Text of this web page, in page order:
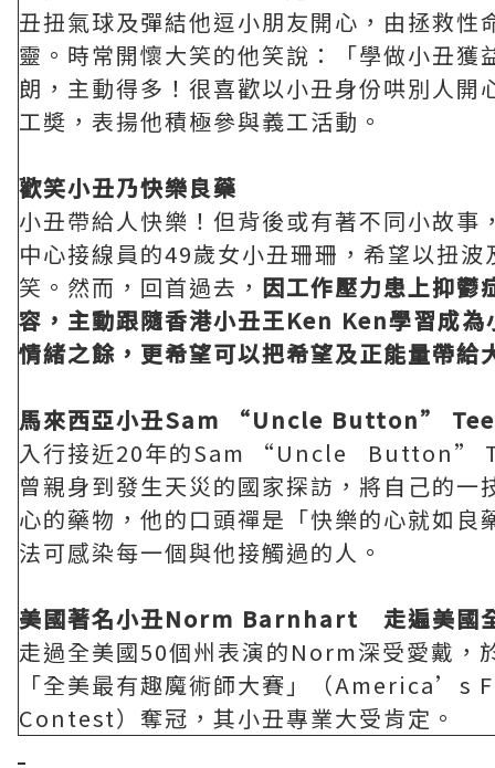
丑扭氣球及彈結他逗小朋友開心，由拯救性
靈。時常開懷大笑的他笑說：「學做小丑獲
朗，主動得多！很喜歡以小丑身份哄別人
工奬，表揚他積極參與義工活動。
歡笑小丑乃快樂良藥
小丑帶給人快樂！但背後或有著不同小故事
中心接線員的49歲女小丑珊珊，希望以扭
笑。然而，回首過去， 因工作壓力患上抑鬱
容，主動跟隨香港小丑王Ken Ken學習成為
情緒之餘，更希望可以把希望及正能量帶給
馬來西亞小丑Sam “Uncle Button”
入行接近20年的Sam “Uncle Button”
曾親身到發生天災的國家探訪，將自己的一
心的藥物，他的口頭禪是「快樂的心就如良
法可感染每一個與他接觸過的人。
美國著名小丑Norm Barnhart 走遍美國
走過全美國50個州表演的Norm深受愛戴，
「全美最有趣魔術師大賽」（
Contest）奪冠，其小丑專業大受肯定。